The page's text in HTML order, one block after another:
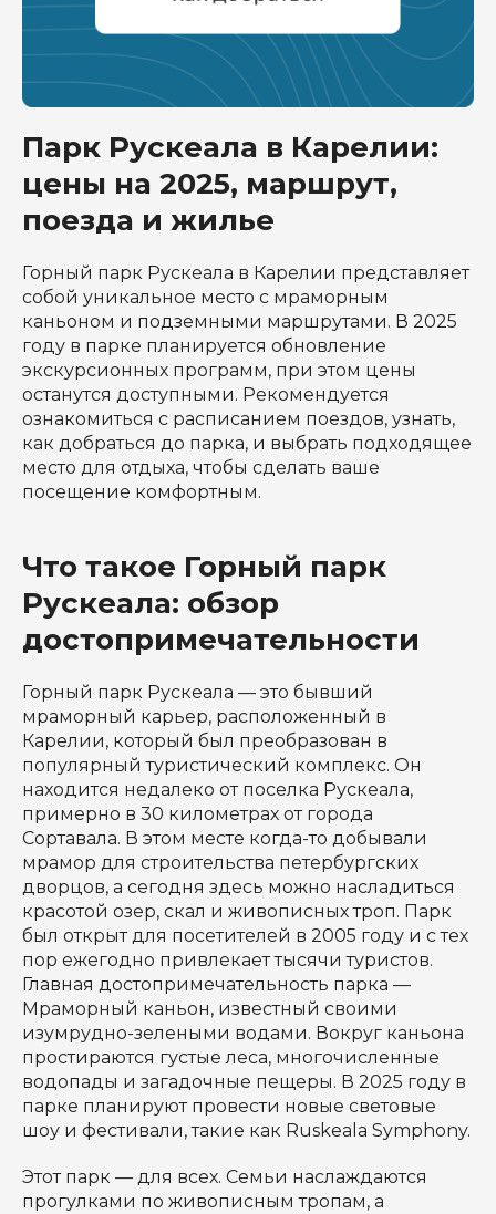
Забронировать судно
Акции
Контакты
Мероприятия
Катера
Яхты
Блог
Парк Рускеала в Карелии:
цены на 2025, маршрут,
поезда и жилье
Горный парк Рускеала в Карелии представляет
собой уникальное место с мраморным
каньоном и подземными маршрутами. В 2025
году в парке планируется обновление
экскурсионных программ, при этом цены
останутся доступными. Рекомендуется
ознакомиться с расписанием поездов, узнать,
как добраться до парка, и выбрать подходящее
место для отдыха, чтобы сделать ваше
посещение комфортным.
Что такое Горный парк
Рускеала: обзор
достопримечательности
Горный парк Рускеала — это бывший
мраморный карьер, расположенный в
Карелии, который был преобразован в
популярный туристический комплекс. Он
находится недалеко от поселка Рускеала,
примерно в 30 километрах от города
Сортавала. В этом месте когда-то добывали
мрамор для строительства петербургских
дворцов, а сегодня здесь можно насладиться
красотой озер, скал и живописных троп. Парк
был открыт для посетителей в 2005 году и с тех
пор ежегодно привлекает тысячи туристов.
Главная достопримечательность парка —
Мраморный каньон, известный своими
изумрудно-зелеными водами. Вокруг каньона
простираются густые леса, многочисленные
водопады и загадочные пещеры. В 2025 году в
парке планируют провести новые световые
шоу и фестивали, такие как Ruskeala Symphony.
Этот парк — для всех. Семьи наслаждаются
прогулками по живописным тропам, а